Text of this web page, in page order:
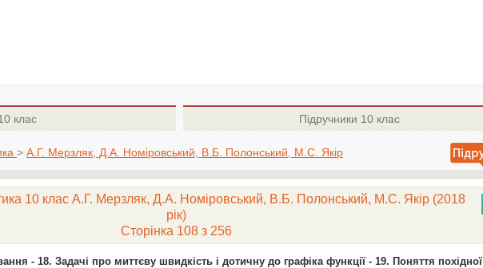
клас Підручники 10 клас
> А.Г. Мерзляк, Д.А. Номіровський, В.Б. Полонський, М.С. Якір
10 клас А.Г. Мерзляк, Д.А. Номіровський, В.Б. Полонський, М.С. Якір (2018
рік)
Сторінка 108 з 256
- 18. Задачі про миттєву швидкість і дотичну до графіка функції - 19. Поняття похідної